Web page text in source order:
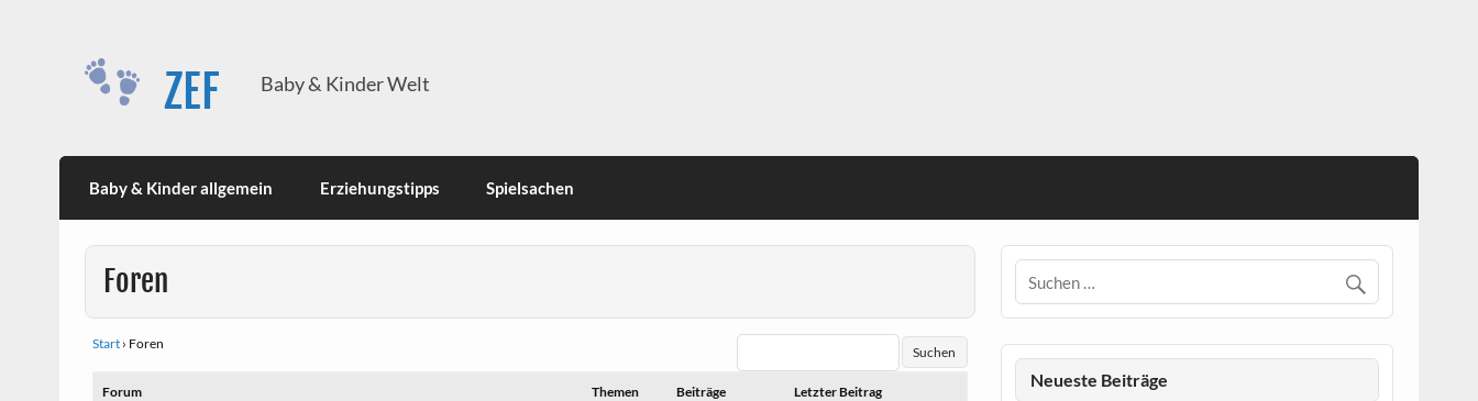
ZEF Baby & Kinder Welt
Baby & Kinder allgemein Erziehungstipps Spielsachen
Foren
Start › Foren
Forum Themen Beiträge Letzter Beitrag
Neueste Beiträge